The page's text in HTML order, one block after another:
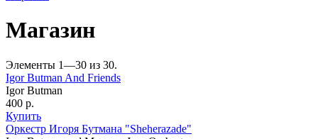
Магазин
Элементы 1—30 из 30.
Igor Butman And Friends
Igor Butman
400 р.
Купить
Оркестр Игоря Бутмана "Sheherazade"